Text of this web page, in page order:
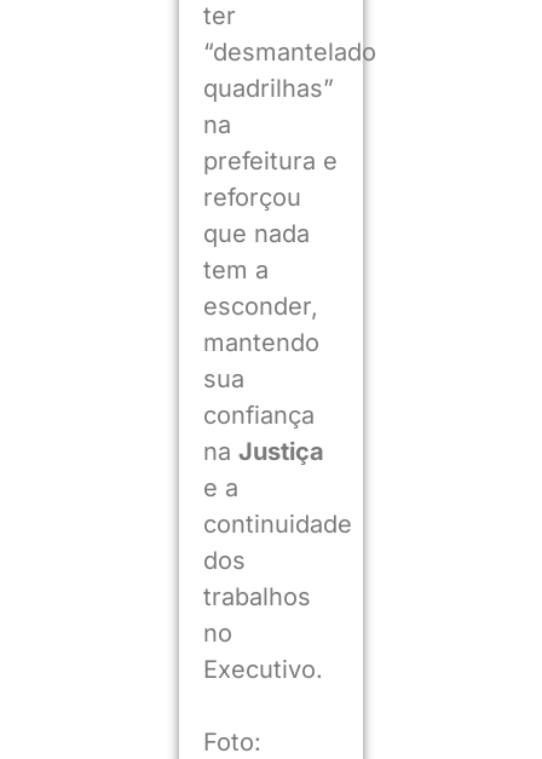
ter
“desmantelado
quadrilhas”
na
prefeitura e
reforçou
que nada
tem a
esconder,
mantendo
sua
confiança
na Justiça
e a
continuidade
dos
trabalhos
no
Executivo.
Foto: